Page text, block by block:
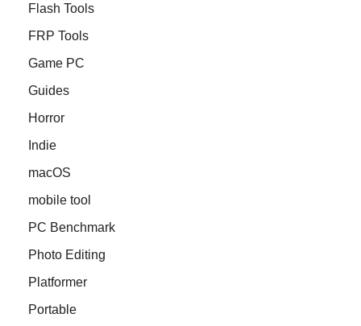
Flash Tools
FRP Tools
Game PC
Guides
Horror
Indie
macOS
mobile tool
PC Benchmark
Photo Editing
Platformer
Portable